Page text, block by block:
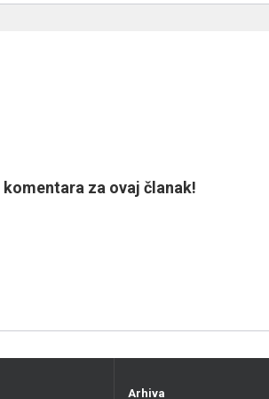
za ovaj članak!
Arhiva